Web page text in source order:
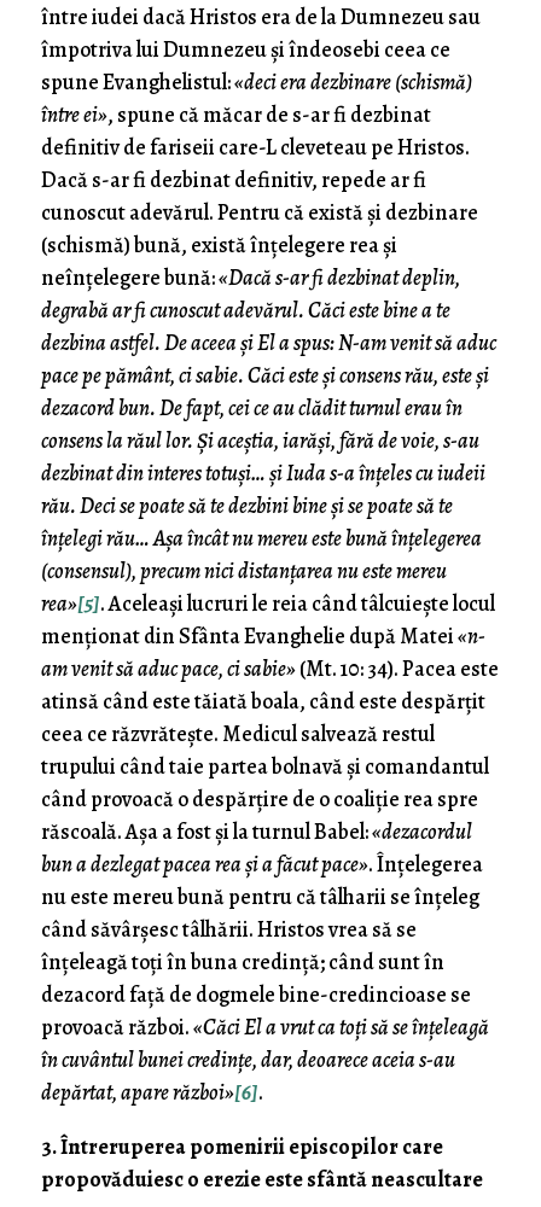
între iudei dacă Hristos era de la Dumnezeu sau
împotriva lui Dumnezeu și îndeosebi ceea ce
spune Evanghelistul:«deci era dezbinare (schismă)
între ei», spune că măcar de s-ar fi dezbinat
definitiv de fariseii care-L cleveteau pe Hristos.
Dacă s-ar fi dezbinat definitiv, repede ar fi
cunoscut adevărul. Pentru că există și dezbinare
(schismă) bună, există înțelegere rea și
neînțelegere bună:«Dacă s-ar fi dezbinat deplin,
degrabă ar fi cunoscut adevărul. Căci este bine a te
dezbina astfel. De aceea și El a spus: N-am venit să aduc
pace pe pământ, ci sabie. Căci este și consens rău, este și
dezacord bun. De fapt, cei ce au clădit turnul erau în
consens la răul lor. Și aceștia, iarăși, fără de voie, s-au
dezbinat din interes totuși… și Iuda s-a înțeles cu iudeii
rău. Deci se poate să te dezbini bine și se poate să te
înțelegi rău… Așa încât nu mereu este bună înțelegerea
(consensul), precum nici distanțarea nu este mereu
rea»[5]. Aceleași lucruri le reia când tâlcuiește locul
menționat din Sfânta Evanghelie după Matei«n-
am venit să aduc pace, ci sabie»(Mt. 10: 34). Pacea este
atinsă când este tăiată boala, când este despărțit
ceea ce răzvrătește. Medicul salvează restul
trupului când taie partea bolnavă și comandantul
când provoacă o despărțire de o coaliție rea spre
răscoală. Așa a fost și la turnul Babel:«dezacordul
bun a dezlegat pacea rea și a făcut pace». Înțelegerea
nu este mereu bună pentru că tâlharii se înțeleg
când săvârșesc tâlhării. Hristos vrea să se
înțeleagă toți în buna credință; când sunt în
dezacord față de dogmele bine-credincioase se
provoacă război.«Căci El a vrut ca toți să se înțeleagă
în cuvântul bunei credințe, dar, deoarece aceia s-au
depărtat, apare război»[6].
3. Întreruperea pomenirii episcopilor care
propovăduiesc o erezie este sfântă neascultare